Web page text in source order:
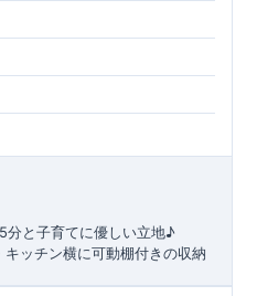
5分と子育てに優しい立地♪
キッチン横に可動棚付きの収納